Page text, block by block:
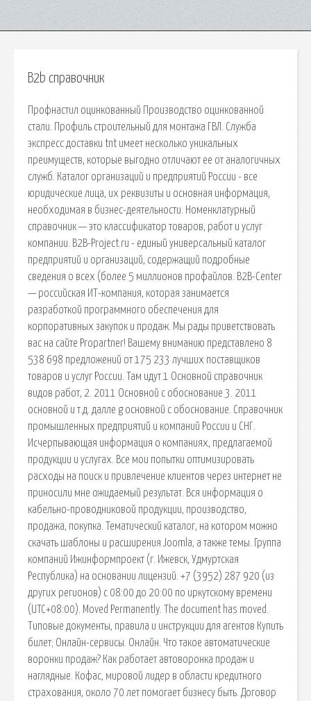
B2b справочник
Профнастил оцинкованный Производство оцинкованной
стали. Профиль строительный для монтажа ГВЛ. Служба
экспресс доставки tnt имеет несколько уникальных
преимуществ, которые выгодно отличают ее от аналогичных
служб. Каталог организаций и предприятий России - все
юридические лица, их реквизиты и основная информация,
необходимая в бизнес-деятельности. Номенклатурный
справочник — это классификатор товаров, работ и услуг
компании. B2B-Project.ru - единый универсальный каталог
предприятий и организаций, содержащий подробные
сведения о всех (более 5 миллионов профайлов. B2B-Center
— российская ИТ-компания, которая занимается
разработкой программного обеспечения для
корпоративных закупок и продаж. Мы рады приветствовать
вас на сайте Propartner! Вашему вниманию представлено 8
538 698 предложений от 175 233 лучших поставщиков
товаров и услуг России. Там идут 1 Основной справочник
видов работ, 2. 2011 Основной с обоснование 3. 2011
основной и т.д. далле g основной с обоснование. Справочник
промышленных предприятий и компаний России и СНГ.
Исчерпывающая информация о компаниях, предлагаемой
продукции и услугах. Все мои попытки оптимизировать
расходы на поиск и привлечение клиентов через интернет не
приносили мне ожидаемый результат. Вся информация о
кабельно-проводниковой продукции, производство,
продажа, покупка. Тематический каталог, на котором можно
скачать шаблоны и расширения Joomla, а также темы. Группа
компаний Ижинформпроект (г. Ижевск, Удмуртская
Республика) на основании лицензий. +7 (3952) 287 920 (из
других регионов) c 08:00 до 20:00 по иркутскому времени
(UTC+08:00). Moved Permanently. The document has moved.
Типовые документы, правила и инструкции для агентов Купить
билет; Онлайн-сервисы. Онлайн. Что такое автоматические
воронки продаж? Как работает автоворонка продаж и
наглядные. Кофас, мировой лидер в области кредитного
страхования, около 70 лет помогает бизнесу быть. Договор